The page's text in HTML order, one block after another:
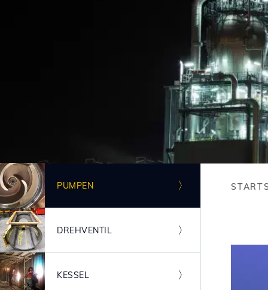
Image
PUMPEN
Image
DREHVENTIL
Image
KESSEL